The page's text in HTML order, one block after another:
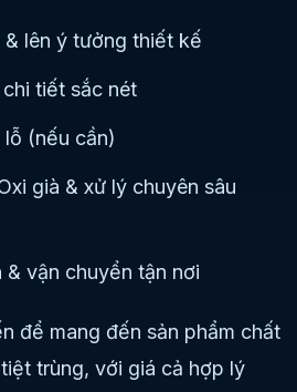
& lên ý tưởng thiết kế
tiết sắc nét
(nếu cần)
già & xử lý chuyên sâu
vận chuyển tận nơi
để mang đến sản phẩm chất
trùng, với giá cả hợp lý